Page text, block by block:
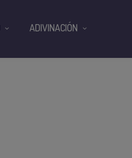
ADIVINACIÓN